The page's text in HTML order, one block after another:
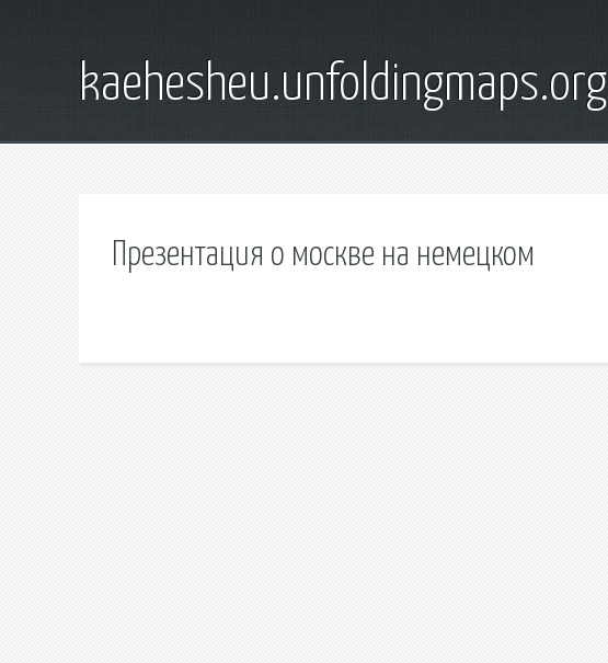
kaehesheu.unfoldingmaps.org
Презентация о москве на немецком